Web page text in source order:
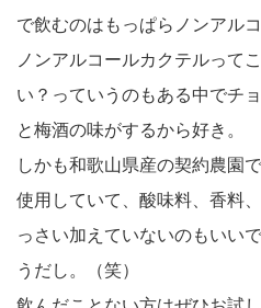
で飲むのはもっぱらノンアル
ノンアルコールカクテルって
い？っていうのもある中でチ
と梅酒の味がするから好き。
しかも和歌山県産の契約農園
使用していて、酸味料、香料
っさい加えていないのもいい
うだし。（笑）